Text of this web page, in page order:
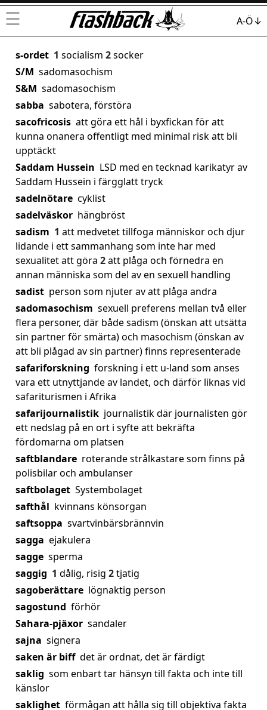
☰ A-Ö↓
s-ordet 1 socialism 2socker
S/M sadomasochism
S&M sadomasochism
sabba sabotera, förstöra
sacofricosis att göra ett hål i byxfickan för att
kunna onanera offentligt med minimal risk att bli
upptäckt
Saddam Hussein LSD med en tecknad karikatyr av
Saddam Hussein i färgglatt tryck
sadelnötare cyklist
sadelväskor hängbröst
sadism 1 att medvetet tillfoga människor och djur
lidande i ett sammanhang som inte har med
sexualitet att göra 2att plåga och förnedra en
annan människa som del av en sexuell handling
sadist person som njuter av att plåga andra
sadomasochism sexuell preferens mellan två eller
flera personer, där både sadism (önskan att utsätta
sin partner för smärta) och masochism (önskan av
att bli plågad av sin partner) finns representerade
safariforskning forskning i ett u-land som anses
vara ett utnyttjande av landet, och därför liknas vid
safariturismen i Afrika
safarijournalistik journalistik där journalisten gör
ett nedslag på en ort i syfte att bekräfta
fördomarna om platsen
saftblandare roterande strålkastare som finns på
polisbilar och ambulanser
saftbolaget Systembolaget
safthål kvinnans könsorgan
saftsoppa svartvinbärsbrännvin
sagga ejakulera
sagge sperma
saggig 1 dålig, risig 2tjatig
sagoberättare lögnaktig person
sagostund förhör
Sahara-pjäxor sandaler
sajna signera
saken är biff det är ordnat, det är färdigt
saklig som enbart tar hänsyn till fakta och inte till
känslor
saklighet förmågan att hålla sig till objektiva fakta